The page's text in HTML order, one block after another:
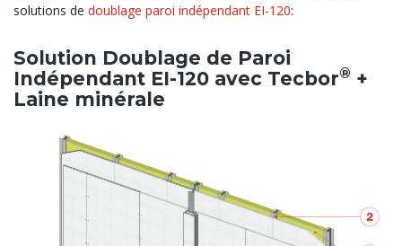
solutions de doublage paroi indépendant EI-120:
Solution Doublage de Paroi
Indépendant EI-120 avec Tecbor® +
Laine minérale